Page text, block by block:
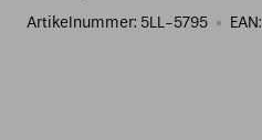
Artikelnummer: 5LL-5795 EAN: